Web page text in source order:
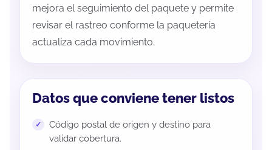
mejora el seguimiento del paquete y permite
revisar el rastreo conforme la paquetería
actualiza cada movimiento.
Datos que conviene tener listos
Código postal de origen y destino para
validar cobertura.